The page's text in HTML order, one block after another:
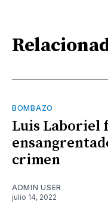
BOMBAZO
Luis Laboriel
crimen
ADMIN USER
julio 14, 2022